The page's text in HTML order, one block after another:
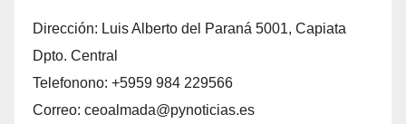
Dirección: Luis Alberto del Paraná 5001, Capiata
Dpto. Central
Telefonono: +5959 984 229566
Correo: ceoalmada@pynoticias.es